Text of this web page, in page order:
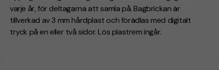
varje år, för deltagarna att samla på. Bagbrickan är
tillverkad av 3 mm hårdplast och förädlas med digitalt
tryck på en eller två sidor. Lös plastrem ingår.